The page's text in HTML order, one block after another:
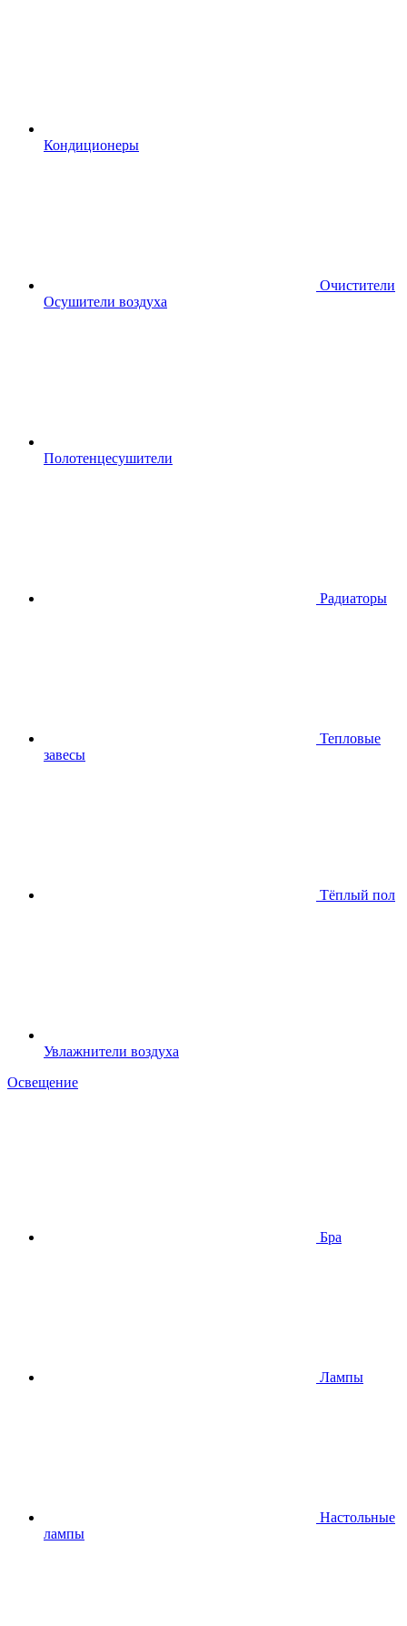
Кондиционеры
Очистители
Осушители воздуха
Полотенцесушители
Радиаторы
Тепловые
завесы
Тёплый пол
Увлажнители воздуха
Освещение
Бра
Лампы
Настольные
лампы